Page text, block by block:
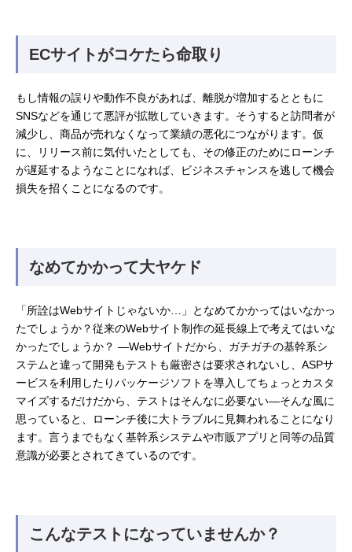
ECサイトがコケたら命取り
もし情報の誤りや動作不良があれば、離脱が増加するとともに
SNSなどを通じて悪評が拡散していきます。そうすると訪問者が
減少し、商品が売れなくなって業績の悪化につながります。仮
に、リリース前に気付いたとしても、その修正のためにローンチ
が遅延するようなことになれば、ビジネスチャンスを逃して機会
損失を招くことになるのです。
なめてかかって大ヤケド
「所詮はWebサイトじゃないか…」となめてかかってはいなかっ
たでしょうか？従来のWebサイト制作の延長線上で考えてはいな
かったでしょうか？ ―Webサイトだから、ガチガチの基幹系シ
ステムと違って開発もテストも厳密さは要求されないし、ASPサ
ービスを利用したりパッケージソフトを導入してちょっとカスタ
マイズするだけだから、テストはそんなに必要ない―そんな風に
思っていると、ローンチ後に大トラブルに見舞われることになり
ます。言うまでもなく基幹系システムや市販アプリと同等の品質
意識が必要とされてきているのです。
こんなテストになっていませんか？